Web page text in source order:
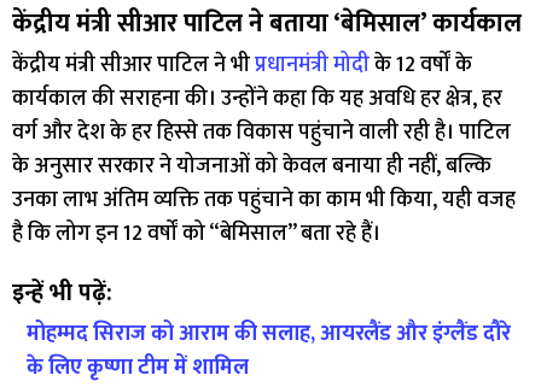
केंद्रीय मंत्री सीआर पाटिल ने बताया ‘बेमिसाल’ कार्यकाल
केंद्रीय मंत्री सीआर पाटिल ने भीप्रधानमंत्री मोदीके 12 वर्षों के
कार्यकाल की सराहना की। उन्होंने कहा कि यह अवधि हर क्षेत्र, हर
वर्ग और देश के हर हिस्से तक विकास पहुंचाने वाली रही है। पाटिल
के अनुसार सरकार ने योजनाओं को केवल बनाया ही नहीं, बल्कि
उनका लाभ अंतिम व्यक्ति तक पहुंचाने का काम भी किया, यही वजह
है कि लोग इन 12 वर्षों को “बेमिसाल” बता रहे हैं।
इन्हें भी पढ़ें:
मोहम्मद सिराज को आराम की सलाह, आयरलैंड और इंग्लैंड दौरे
के लिए कृष्णा टीम में शामिल